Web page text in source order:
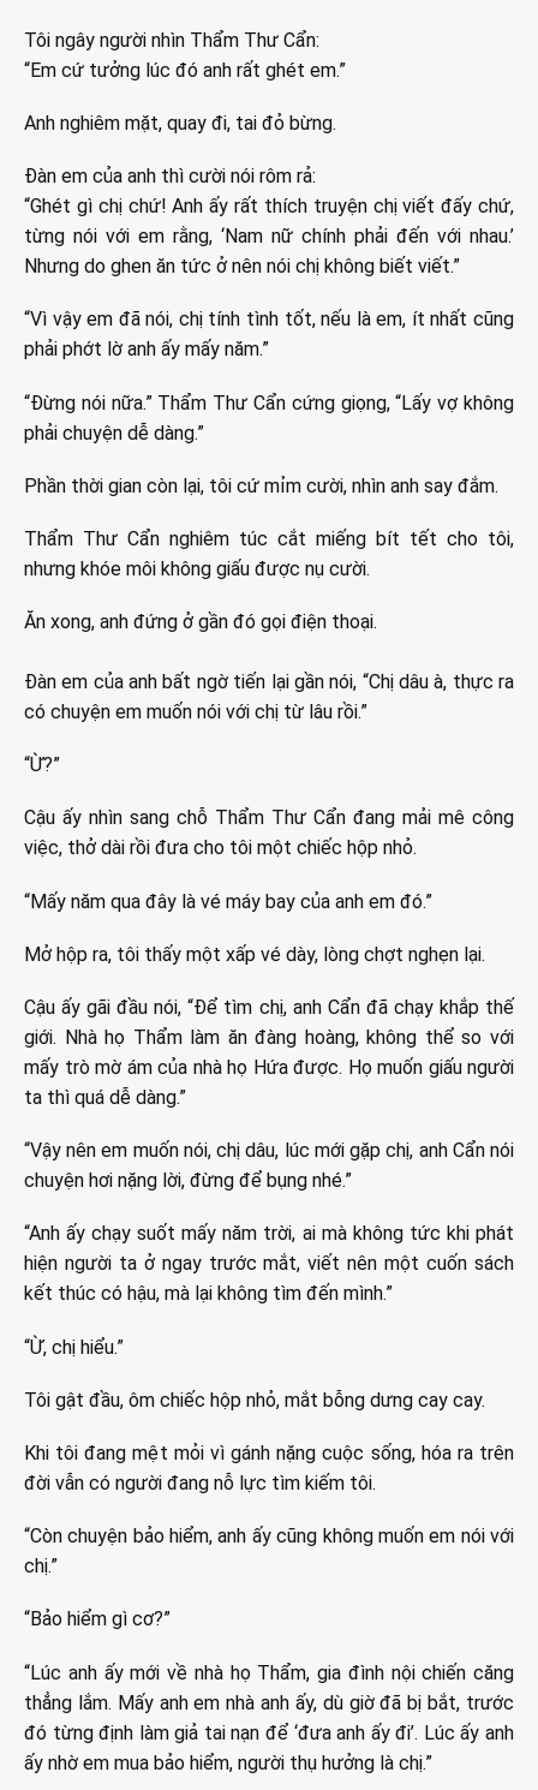
Tôi ngây người nhìn Thẩm Thư Cẩn:
“Em cứ tưởng lúc đó anh rất ghét em.”
Anh nghiêm mặt, quay đi, tai đỏ bừng.
Đàn em của anh thì cười nói rôm rả:
“Ghét gì chị chứ! Anh ấy rất thích truyện chị viết đấy chứ,
từng nói với em rằng, ‘Nam nữ chính phải đến với nhau.’
Nhưng do ghen ăn tức ở nên nói chị không biết viết.”
“Vì vậy em đã nói, chị tính tình tốt, nếu là em, ít nhất cũng
phải phớt lờ anh ấy mấy năm.”
“Đừng nói nữa.” Thẩm Thư Cẩn cứng giọng, “Lấy vợ không
phải chuyện dễ dàng.”
Phần thời gian còn lại, tôi cứ mỉm cười, nhìn anh say đắm.
Thẩm Thư Cẩn nghiêm túc cắt miếng bít tết cho tôi,
nhưng khóe môi không giấu được nụ cười.
Ăn xong, anh đứng ở gần đó gọi điện thoại.
Đàn em của anh bất ngờ tiến lại gần nói, “Chị dâu à, thực ra
có chuyện em muốn nói với chị từ lâu rồi.”
“Ừ?”
Cậu ấy nhìn sang chỗ Thẩm Thư Cẩn đang mải mê công
việc, thở dài rồi đưa cho tôi một chiếc hộp nhỏ.
“Mấy năm qua đây là vé máy bay của anh em đó.”
Mở hộp ra, tôi thấy một xấp vé dày, lòng chợt nghẹn lại.
Cậu ấy gãi đầu nói, “Để tìm chị, anh Cẩn đã chạy khắp thế
giới. Nhà họ Thẩm làm ăn đàng hoàng, không thể so với
mấy trò mờ ám của nhà họ Hứa được. Họ muốn giấu người
ta thì quá dễ dàng.”
“Vậy nên em muốn nói, chị dâu, lúc mới gặp chị, anh Cẩn nói
chuyện hơi nặng lời, đừng để bụng nhé.”
“Anh ấy chạy suốt mấy năm trời, ai mà không tức khi phát
hiện người ta ở ngay trước mắt, viết nên một cuốn sách
kết thúc có hậu, mà lại không tìm đến mình.”
“Ừ, chị hiểu.”
Tôi gật đầu, ôm chiếc hộp nhỏ, mắt bỗng dưng cay cay.
Khi tôi đang mệt mỏi vì gánh nặng cuộc sống, hóa ra trên
đời vẫn có người đang nỗ lực tìm kiếm tôi.
“Còn chuyện bảo hiểm, anh ấy cũng không muốn em nói với
chị.”
“Bảo hiểm gì cơ?”
“Lúc anh ấy mới về nhà họ Thẩm, gia đình nội chiến căng
thẳng lắm. Mấy anh em nhà anh ấy, dù giờ đã bị bắt, trước
đó từng định làm giả tai nạn để ‘đưa anh ấy đi’. Lúc ấy anh
ấy nhờ em mua bảo hiểm, người thụ hưởng là chị.”